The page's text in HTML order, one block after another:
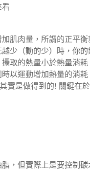
看
肌肉量，所謂的正平
少（動的少）時，你的
取的熱量小於熱量消
以運動增加熱量的消
實是做得到的! 關鍵在
，但實際上是要控制